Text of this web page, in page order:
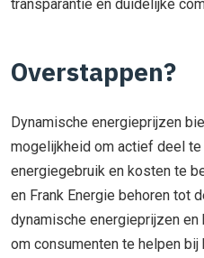
transparantie en duidelijke
Overstappen?
Dynamische energieprijzen
mogelijkheid om actief deel te
energiegebruik en kosten te
en Frank Energie behoren tot
dynamische energieprijzen
om consumenten te helpen